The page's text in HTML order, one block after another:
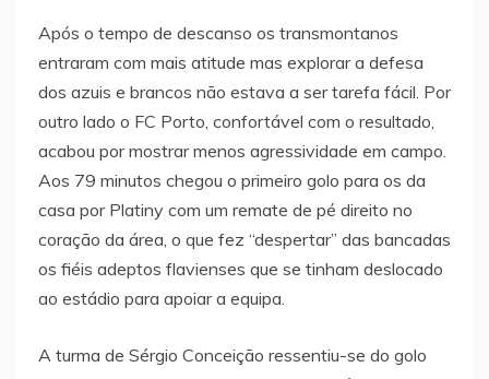
Após o tempo de descanso os transmontanos
entraram com mais atitude mas explorar a defesa
dos azuis e brancos não estava a ser tarefa fácil. Por
outro lado o FC Porto, confortável com o resultado,
acabou por mostrar menos agressividade em campo.
Aos 79 minutos chegou o primeiro golo para os da
casa por Platiny com um remate de pé direito no
coração da área, o que fez “despertar” das bancadas
os fiéis adeptos flavienses que se tinham deslocado
ao estádio para apoiar a equipa.
A turma de Sérgio Conceição ressentiu-se do golo